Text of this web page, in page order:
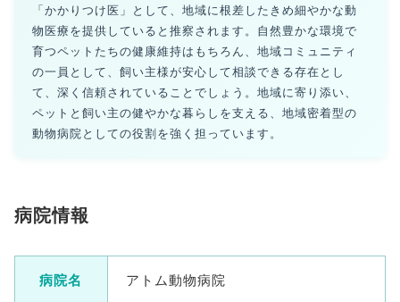
「かかりつけ医」として、地域に根差したきめ細やかな動
物医療を提供していると推察されます。自然豊かな環境で
育つペットたちの健康維持はもちろん、地域コミュニティ
の一員として、飼い主様が安心して相談できる存在とし
て、深く信頼されていることでしょう。地域に寄り添い、
ペットと飼い主の健やかな暮らしを支える、地域密着型の
動物病院としての役割を強く担っています。
病院情報
病院名 アトム動物病院